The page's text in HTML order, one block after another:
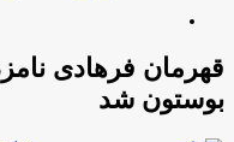
بوستون شد